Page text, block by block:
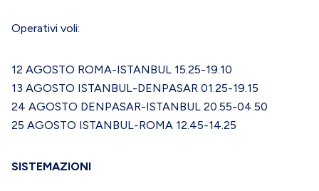
Operativi voli:
12 AGOSTO ROMA-ISTANBUL 15.25-19.10
13 AGOSTO ISTANBUL-DENPASAR 01.25-19.15
24 AGOSTO DENPASAR-ISTANBUL 20.55-04.50
25 AGOSTO ISTANBUL-ROMA 12.45-14.25
SISTEMAZIONI